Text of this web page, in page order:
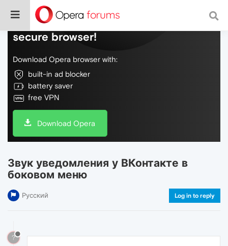
Do more on the web, with a fast and
secure browser!
Download Opera browser with:
built-in ad blocker
battery saver
free VPN
Download Opera
Звук уведомления у ВКонтакте в
боковом меню
Русский Log in to reply
?